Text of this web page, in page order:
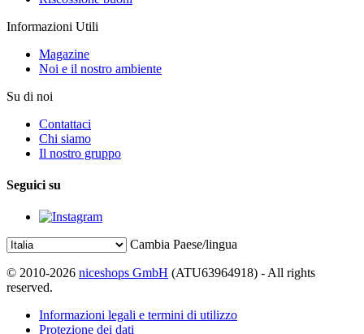
Informazioni Utili
Magazine
Noi e il nostro ambiente
Su di noi
Contattaci
Chi siamo
Il nostro gruppo
Seguici su
Cambia Paese/lingua
© 2010-2026 niceshops GmbH (ATU63964918) - All rights
reserved.
Informazioni legali e termini di utilizzo
Protezione dei dati